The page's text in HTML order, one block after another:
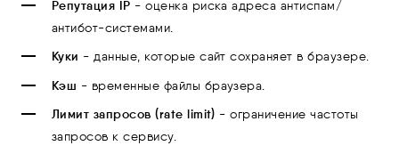
Репутация IP - оценка риска адреса антиспам/
антибот-системами.
Куки - данные, которые сайт сохраняет в браузере.
Кэш - временные файлы браузера.
Лимит запросов (rate limit) - ограничение частоты
запросов к сервису.